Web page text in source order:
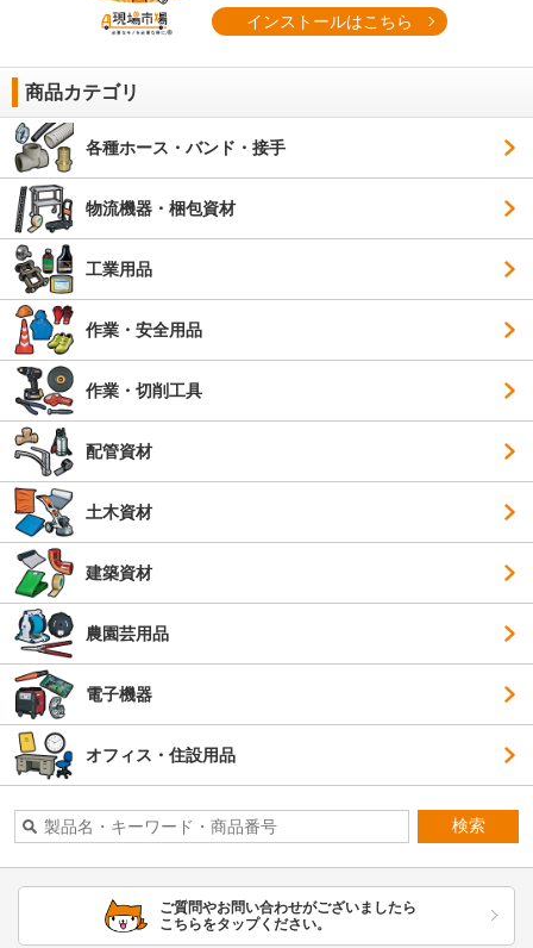
インストールはこちら
商品カテゴリ
各種ホース・バンド・接手
物流機器・梱包資材
工業用品
作業・安全用品
作業・切削工具
配管資材
土木資材
建築資材
農園芸用品
電子機器
オフィス・住設用品
検索
ご質問やお問い合わせがございましたら
こちらをタップください。